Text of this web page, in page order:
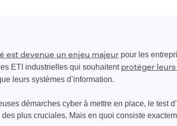
est devenue un enjeu majeurpour les
ETI industrielles qui souhaitent protéger
leurs systèmes d’information.
démarches cyber à mettre en place, le test
des plus cruciales. Mais en quoi consiste